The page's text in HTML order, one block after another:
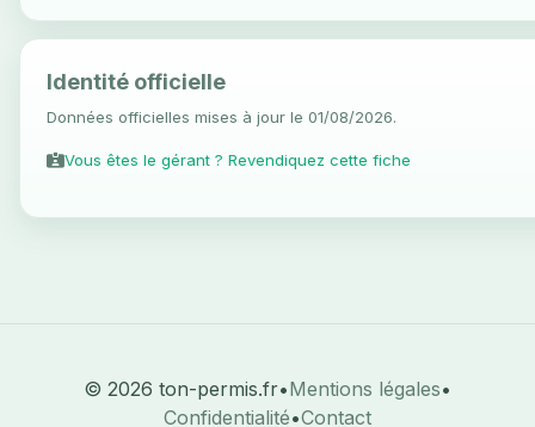
Identité officielle
Données officielles mises à jour le 01/08/2026.
Vous êtes le gérant ? Revendiquez cette fiche
© 2026 ton-permis.fr•Mentions légales•
Confidentialité•Contact